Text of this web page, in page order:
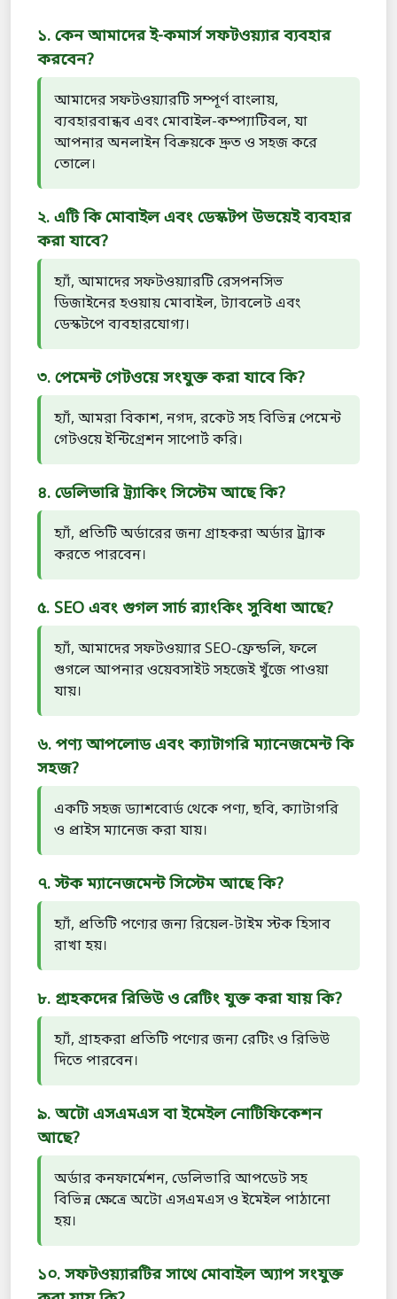
১. কেন আমাদের ই-কমার্স সফটওয়্যার ব্যবহার
করবেন?
আমাদের সফটওয়্যারটি সম্পূর্ণ বাংলায়,
ব্যবহারবান্ধব এবং মোবাইল-কম্প্যাটিবল, যা
আপনার অনলাইন বিক্রয়কে দ্রুত ও সহজ করে
তোলে।
২. এটি কি মোবাইল এবং ডেস্কটপ উভয়েই ব্যবহার
করা যাবে?
হ্যাঁ, আমাদের সফটওয়্যারটি রেসপনসিভ
ডিজাইনের হওয়ায় মোবাইল, ট্যাবলেট এবং
ডেস্কটপে ব্যবহারযোগ্য।
৩. পেমেন্ট গেটওয়ে সংযুক্ত করা যাবে কি?
হ্যাঁ, আমরা বিকাশ, নগদ, রকেট সহ বিভিন্ন পেমেন্ট
গেটওয়ে ইন্টিগ্রেশন সাপোর্ট করি।
৪. ডেলিভারি ট্র্যাকিং সিস্টেম আছে কি?
হ্যাঁ, প্রতিটি অর্ডারের জন্য গ্রাহকরা অর্ডার ট্র্যাক
করতে পারবেন।
৫. SEO এবং গুগল সার্চ র‍্যাংকিং সুবিধা আছে?
হ্যাঁ, আমাদের সফটওয়্যার SEO-ফ্রেন্ডলি, ফলে
গুগলে আপনার ওয়েবসাইট সহজেই খুঁজে পাওয়া
যায়।
৬. পণ্য আপলোড এবং ক্যাটাগরি ম্যানেজমেন্ট কি
সহজ?
একটি সহজ ড্যাশবোর্ড থেকে পণ্য, ছবি, ক্যাটাগরি
ও প্রাইস ম্যানেজ করা যায়।
৭. স্টক ম্যানেজমেন্ট সিস্টেম আছে কি?
হ্যাঁ, প্রতিটি পণ্যের জন্য রিয়েল-টাইম স্টক হিসাব
রাখা হয়।
৮. গ্রাহকদের রিভিউ ও রেটিং যুক্ত করা যায় কি?
হ্যাঁ, গ্রাহকরা প্রতিটি পণ্যের জন্য রেটিং ও রিভিউ
দিতে পারবেন।
৯. অটো এসএমএস বা ইমেইল নোটিফিকেশন
আছে?
অর্ডার কনফার্মেশন, ডেলিভারি আপডেট সহ
বিভিন্ন ক্ষেত্রে অটো এসএমএস ও ইমেইল পাঠানো
হয়।
১০. সফটওয়্যারটির সাথে মোবাইল অ্যাপ সংযুক্ত